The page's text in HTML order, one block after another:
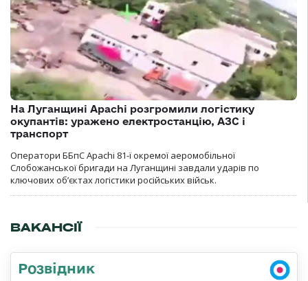
На Луганщині Apachi розгромили логістику
окупантів: уражено електростанцію, АЗС і
транспорт
Оператори ББпС Apachi 81-ї окремої аеромобільної
Слобожанської бригади на Луганщині завдали ударів по
ключових об’єктах логістики російських військ.
ВАКАНСІЇ
Розвідник